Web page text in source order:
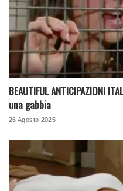
BEAUTIFUL ANTICIPAZIONI
una gabbia
26 Agosto 2025